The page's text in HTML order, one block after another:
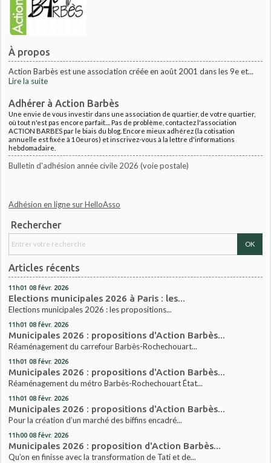
À propos
Action Barbès est une association créée en août 2001 dans les 9e et...
Lire la suite
Adhérer à Action Barbès
Une envie de vous investir dans une association de quartier, de votre quartier,
où tout n'est pas encore parfait.... Pas de problème, contactez l'association
ACTION BARBES par le biais du blog. Encore mieux adhérez (la cotisation
annuelle est fixée à 10euros) et inscrivez-vous à la lettre d'informations
hebdomadaire.
Bulletin d'adhésion année civile 2026 (voie postale)
Adhésion en ligne sur HelloAsso
Rechercher
Articles récents
11h01 08 févr. 2026
Elections municipales 2026 à Paris : les...
Elections municipales 2026 : les propositions...
11h01 08 févr. 2026
Municipales 2026 : propositions d'Action Barbès...
Réaménagement du carrefour Barbès-Rochechouart...
11h01 08 févr. 2026
Municipales 2026 : propositions d'Action Barbès...
Réaménagement du métro Barbès-Rochechouart État...
11h01 08 févr. 2026
Municipales 2026 : propositions d'Action Barbès...
Pour la création d’un marché des biffins encadré...
11h00 08 févr. 2026
Municipales 2026 : proposition d'Action Barbès...
Qu’on en finisse avec la transformation de Tati et de...